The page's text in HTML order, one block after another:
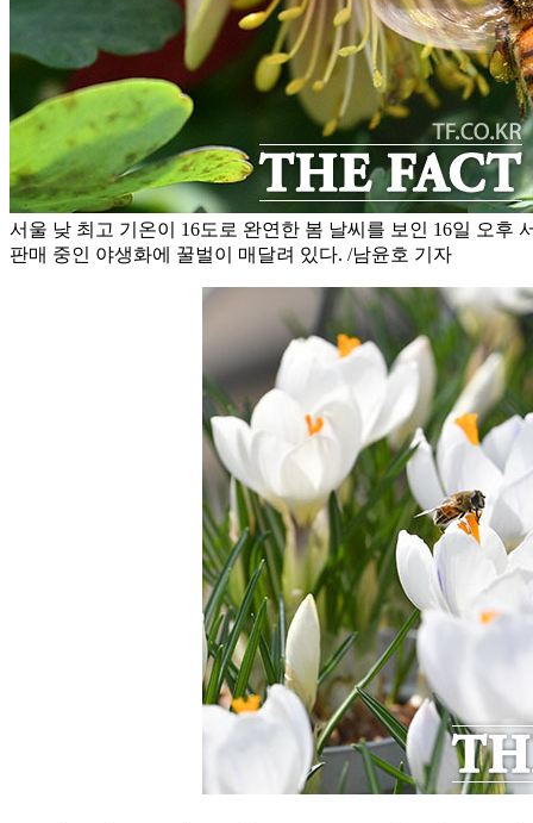
서울 낮 최고 기온이 16도로 완연한 봄 날씨를 보인 16일 오후
판매 중인 야생화에 꿀벌이 매달려 있다. /남윤호 기자